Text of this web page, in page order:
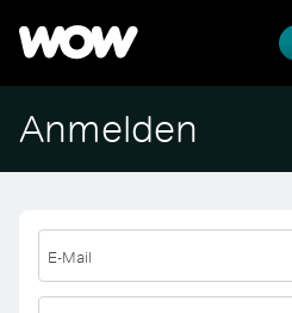
Anmelden
E-Mail